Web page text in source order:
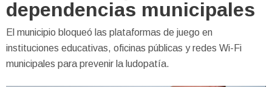
dependencias municipales
El municipio bloqueó las plataformas de juego en
instituciones educativas, oficinas públicas y redes Wi-Fi
municipales para prevenir la ludopatía.